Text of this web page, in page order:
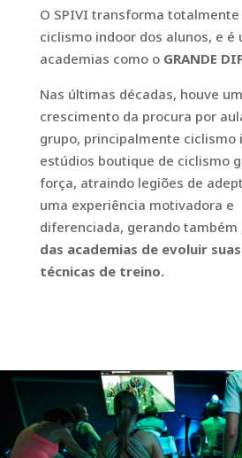
O SPIVI transforma
ciclismo indoor dos alunos, e é
academias como o GRANDE
Nas últimas décadas, houve
crescimento da procura por
grupo, principalmente ciclismo
estúdios boutique de ciclismo
força, atraindo legiões de
uma experiência motivadora e
diferenciada, gerando também
das academias de evoluir
técnicas de treino.